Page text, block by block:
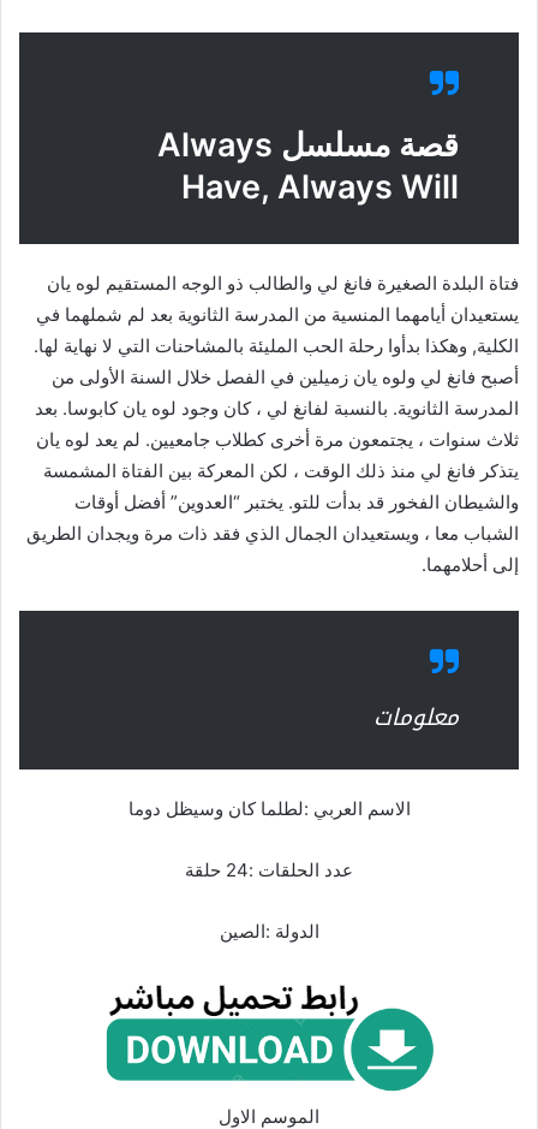
قصة مسلسل Always
Have, Always Will
فتاة البلدة الصغيرة فانغ لي والطالب ذو الوجه المستقيم لوه يان
يستعيدان أيامهما المنسية من المدرسة الثانوية بعد لم شملهما في
الكلية, وهكذا بدأوا رحلة الحب المليئة بالمشاحنات التي لا نهاية لها.
أصبح فانغ لي ولوه يان زميلين في الفصل خلال السنة الأولى من
المدرسة الثانوية. بالنسبة لفانغ لي ، كان وجود لوه يان كابوسا. بعد
ثلاث سنوات ، يجتمعون مرة أخرى كطلاب جامعيين. لم يعد لوه يان
يتذكر فانغ لي منذ ذلك الوقت ، لكن المعركة بين الفتاة المشمسة
والشيطان الفخور قد بدأت للتو. يختبر “العدوين” أفضل أوقات
الشباب معا ، ويستعيدان الجمال الذي فقد ذات مرة ويجدان الطريق
إلى أحلامهما.
معلومات
الاسم العربي :لطلما كان وسيظل دوما
عدد الحلقات :24 حلقة
الدولة :الصين
الموسم الاول